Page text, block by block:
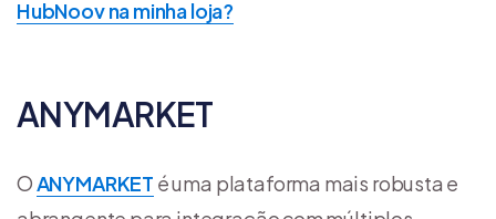
HubNoov na minha loja?
ANYMARKET
OANYMARKET é uma plataforma mais robusta e